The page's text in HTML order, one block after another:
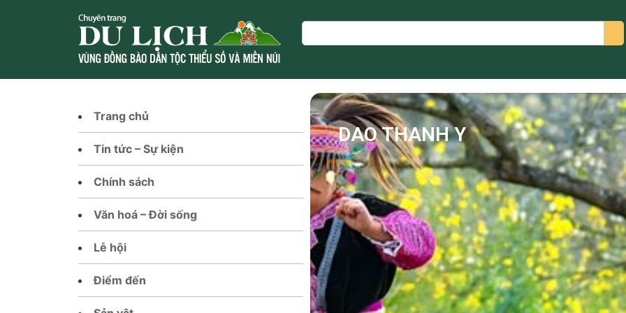
Search
Trang chủ
Tin tức – Sự kiện
Chính sách
Văn hoá – Đời sống
Lễ hội
Điểm đến
DAO THANH Y